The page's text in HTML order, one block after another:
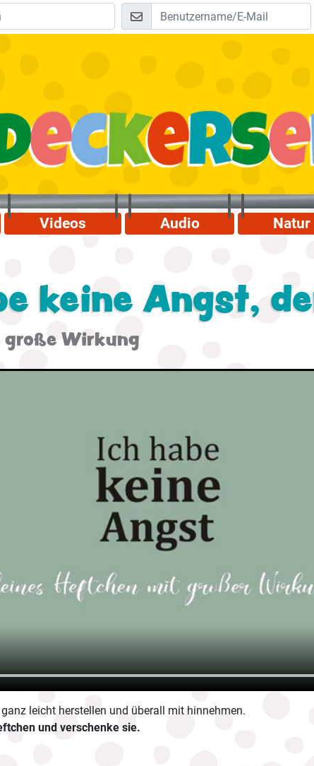
Videos Audio Natur
keine Angst,
Wirkung
leicht herstellen und überall mit hinnehmen.
und verschenke sie.